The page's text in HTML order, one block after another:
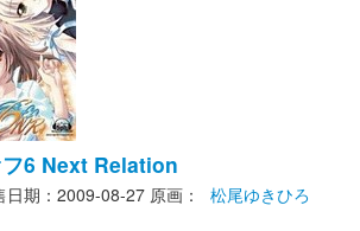
6 Next Relation
日期：2009-08-27 原画：
松尾ゆきひろ